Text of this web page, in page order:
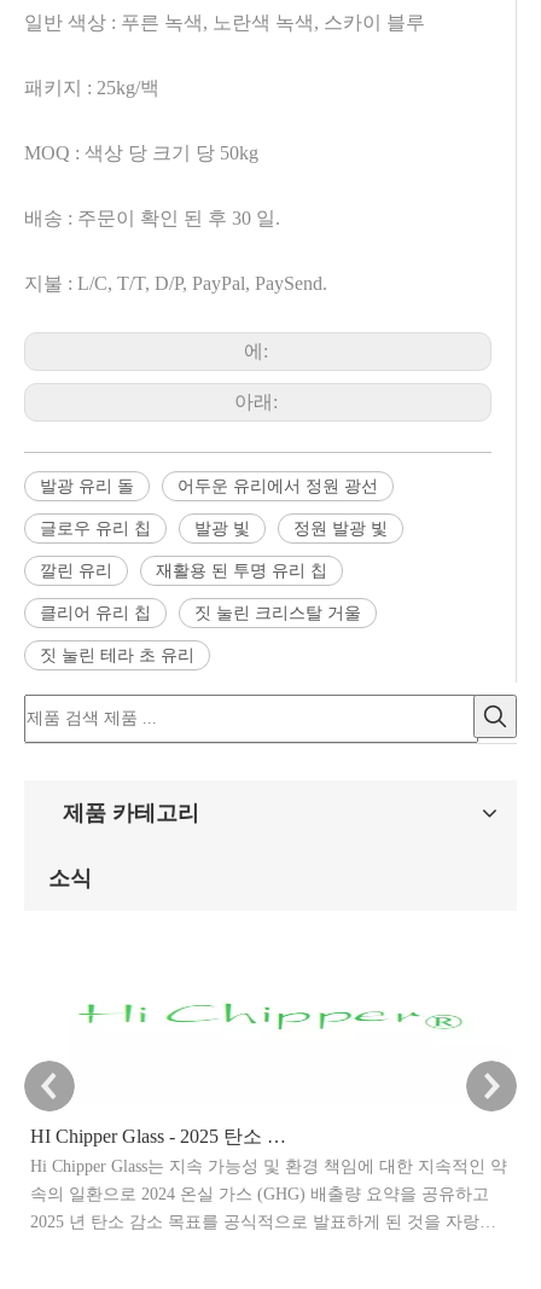
일반 색상 : 푸른 녹색, 노란색 녹색, 스카이 블루
패키지 : 25kg/백
MOQ : 색상 당 크기 당 50kg
배송 : 주문이 확인 된 후 30 일.
지불 : L/C, T/T, D/P, PayPal, PaySend.
에:
아래:
발광 유리 돌 어두운 유리에서 정원 광선
글로우 유리 칩 발광 빛 정원 발광 빛
깔린 유리 재활용 된 투명 유리 칩
클리어 유리 칩 짓 눌린 크리스탈 거울
짓 눌린 테라 초 유리
제품 카테고리
소식
HI Chipper Glass - 2025 탄소 감소 목표 발표
Hi Chipper Glass는 지속 가능성 및 환경 책임에 대한 지속적인 약
속의 일환으로 2024 온실 가스 (GHG) 배출량 요약을 공유하고
2025 년 탄소 감소 목표를 공식적으로 발표하게 된 것을 자랑스